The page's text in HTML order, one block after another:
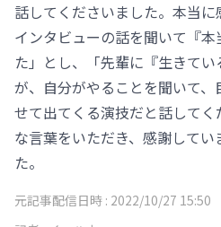
話してくださいました。本当に
インタビューの話を聞いて『
た」とし、「先輩に『生きて
が、自分がやることを聞いて
せて出てくる演技だと話して
な言葉をいただき、感謝してい
た。
元記事配信日時 : 2022/10/27 15:50